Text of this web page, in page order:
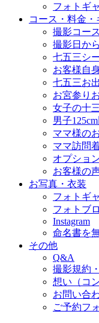
フォトギ
コース・料金
撮影コー
撮影日か
七五三シ
お客様自
七五三お
お宮参り
女子の十
男子
ママ様の
ママ訪問
オプショ
お客様の
お写真・衣装
フォトギ
フォトブ
Instagram
命名書を
その他
Q&A
撮影規約
想い（コ
お問い合
ご予約フ